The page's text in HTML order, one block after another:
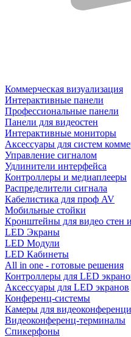
Коммерческая визуализация
Интерактивные панели
Профессиональные панели
Панели для видеостен
Интерактивные мониторы
Аксессуары для систем
Управление сигналом
Удлинители интерфейса
Контроллеры и медиаплееры
Распределители сигнала
Кабелистика для проф AV
Мобильные стойки
Кронштейны для видео стен
LED Экраны
LED Модули
LED Кабинеты
All in one - готовые решения
Контроллеры для LED
Аксессуары для LED экранов
Конференц-системы
Камеры для
Видеоконференц-терминалы
Спикерфоны